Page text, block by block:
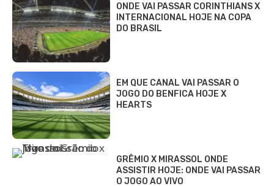
ONDE VAI PASSAR CORINTHIANS X
INTERNACIONAL HOJE NA COPA
DO BRASIL
EM QUE CANAL VAI PASSAR O
JOGO DO BENFICA HOJE X
HEARTS
GRÊMIO X MIRASSOL ONDE
ASSISTIR HOJE: ONDE VAI PASSAR
O JOGO AO VIVO